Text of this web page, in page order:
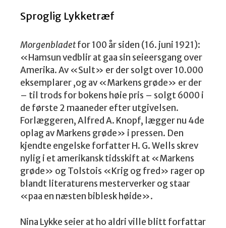
Sproglig Lykketræf
Morgenbladetfor 100 år siden (16. juni 1921):
«Hamsun vedblir at gaa sin seieersgang over
Amerika. Av «Sult» er der solgt over 10.000
eksemplarer ,og av «Markens grøde» er der
– til trods for bokens høie pris – solgt 6000 i
de første 2 maaneder efter utgivelsen.
Forlæggeren, Alfred A. Knopf, lægger nu 4de
oplag av Markens grøde» i pressen. Den
kjendte engelske forfatter H. G. Wells skrev
nylig i et amerikansk tidsskift at «Markens
grøde» og Tolstois «Krig og fred» rager op
blandt literaturens mesterverker og staar
«paa en næsten biblesk høide».
Nina Lykke seier at ho aldri ville blitt forfattar